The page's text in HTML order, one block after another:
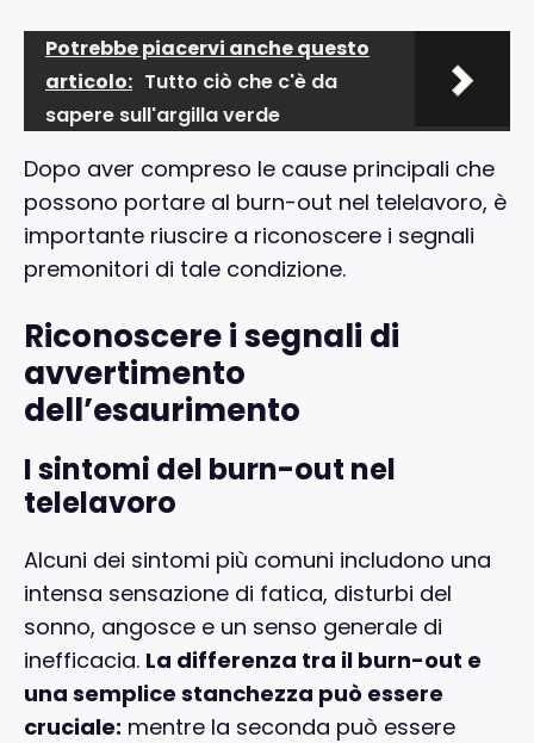
Potrebbe piacervi anche questo
articolo: Tutto ciò che c'è da
sapere sull'argilla verde
Dopo aver compreso le cause principali che
possono portare al burn-out nel telelavoro, è
importante riuscire a riconoscere i segnali
premonitori di tale condizione.
Riconoscere i segnali di
avvertimento
dell’esaurimento
I sintomi del burn-out nel
telelavoro
Alcuni dei sintomi più comuni includono una
intensa sensazione di fatica, disturbi del
sonno, angosce e un senso generale di
inefficacia. La differenza tra il burn-out e
una semplice stanchezza può essere
cruciale: mentre la seconda può essere